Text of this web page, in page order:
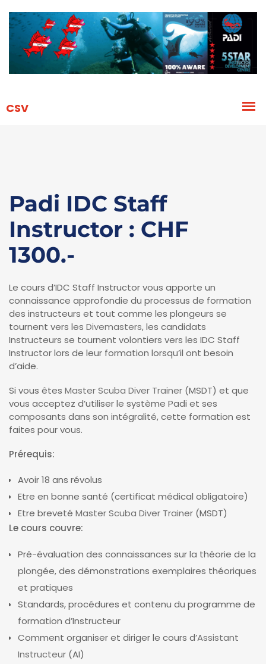
Padi IDC Staff
Instructor : CHF
1300.-
Le cours d’IDC Staff Instructor vous apporte un
connaissance approfondie du processus de formation
des instructeurs et tout comme les plongeurs se
tournent vers les Divemasters, les candidats
Instructeurs se tournent volontiers vers les IDC Staff
Instructor lors de leur formation lorsqu’il ont besoin
d’aide.
Si vous êtes Master Scuba Diver Trainer (MSDT) et que
vous acceptez d’utiliser le système Padi et ses
composants dans son intégralité, cette formation est
faites pour vous.
Prérequis:
Avoir 18 ans révolus
Etre en bonne santé (certificat médical obligatoire)
Etre breveté Master Scuba Diver Trainer (MSDT)
Le cours couvre:
Pré-évaluation des connaissances sur la théorie de la
plongée, des démonstrations exemplaires théoriques
et pratiques
Standards, procédures et contenu du programme de
formation d’Instructeur
Comment organiser et diriger le cours d’Assistant
Instructeur (AI)